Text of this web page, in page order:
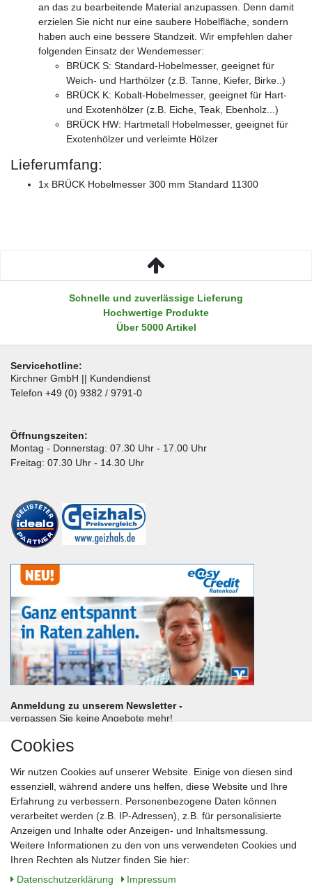
an das zu bearbeitende Material anzupassen. Denn damit
erzielen Sie nicht nur eine saubere Hobelfläche, sondern
haben auch eine bessere Standzeit. Wir empfehlen daher
folgenden Einsatz der Wendemesser:
BRÜCK S: Standard-Hobelmesser, geeignet für
Weich- und Harthölzer (z.B. Tanne, Kiefer, Birke..)
BRÜCK K: Kobalt-Hobelmesser, geeignet für Hart-
und Exotenhölzer (z.B. Eiche, Teak, Ebenholz...)
BRÜCK HW: Hartmetall Hobelmesser, geeignet für
Exotenhölzer und verleimte Hölzer
Lieferumfang:
1x BRÜCK Hobelmesser 300 mm Standard 11300
Schnelle und zuverlässige Lieferung
Hochwertige Produkte
Über 5000 Artikel
Servicehotline:
Kirchner GmbH || Kundendienst
Telefon +49 (0) 9382 / 9791-0
Öffnungszeiten:
Montag - Donnerstag: 07.30 Uhr - 17.00 Uhr
Freitag: 07.30 Uhr - 14.30 Uhr
Anmeldung zu unserem Newsletter -
verpassen Sie keine Angebote mehr!
Nachname*
E-Mail*
Cookies
Wir nutzen Cookies auf unserer Website. Einige von diesen sind
essenziell, während andere uns helfen, diese Website und Ihre
Erfahrung zu verbessern. Personenbezogene Daten können
verarbeitet werden (z.B. IP-Adressen), z.B. für personalisierte
Anzeigen und Inhalte oder Anzeigen- und Inhaltsmessung.
Weitere Informationen zu den von uns verwendeten Cookies und
Ihren Rechten als Nutzer finden Sie hier:
Daten­schutz­erklärung
Impressum